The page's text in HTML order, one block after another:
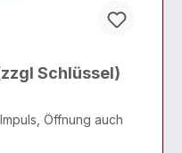
Schlüssel)
Öffnung auch